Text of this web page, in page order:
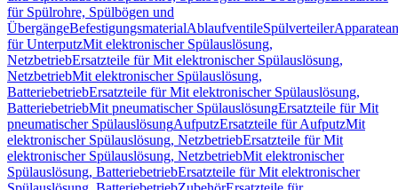
für Spülrohre, Spülbögen und
ÜbergängeBefestigungsmaterialAblaufventileSpülverteiler
für UnterputzMit elektronischer Spülauslösung,
NetzbetriebErsatzteile für Mit elektronischer Spülauslösung,
NetzbetriebMit elektronischer Spülauslösung,
BatteriebetriebErsatzteile für Mit elektronischer Spülauslösung,
BatteriebetriebMit pneumatischer SpülauslösungErsatzteile für Mit
pneumatischer SpülauslösungAufputzErsatzteile für AufputzMit
elektronischer Spülauslösung, NetzbetriebErsatzteile für Mit
elektronischer Spülauslösung, NetzbetriebMit elektronischer
Spülauslösung, BatteriebetriebErsatzteile für Mit elektronischer